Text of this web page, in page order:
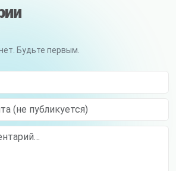
Будьте первым.
публикуется)